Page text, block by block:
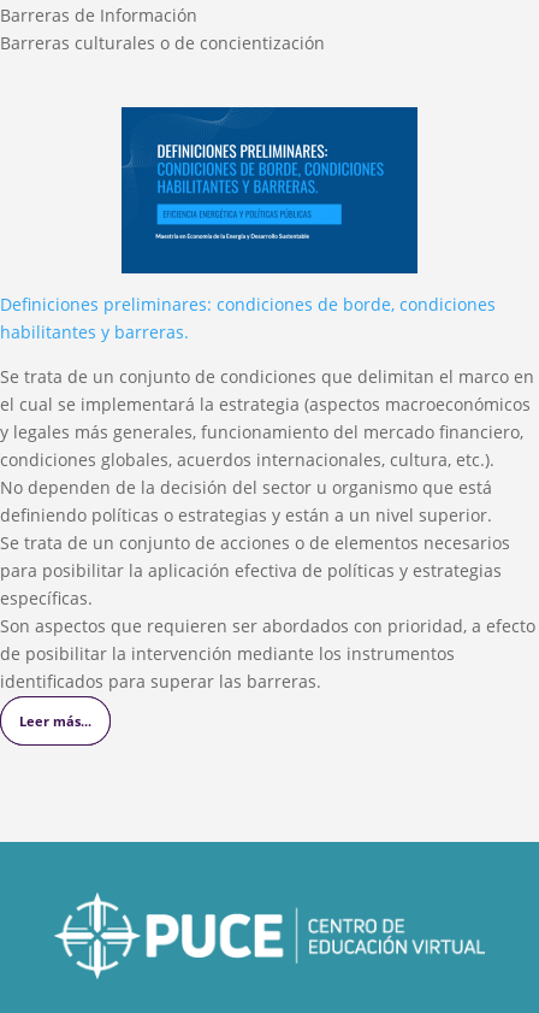
Leer más...
Barreras de Información
Barreras culturales o de concientización
Leer más...
Definiciones preliminares: condiciones de borde, condiciones
habilitantes y barreras.
Se trata de un conjunto de condiciones que delimitan el marco en
el cual se implementará la estrategia (aspectos macroeconómicos
y legales más generales, funcionamiento del mercado financiero,
condiciones globales, acuerdos internacionales, cultura, etc.).
No dependen de la decisión del sector u organismo que está
definiendo políticas o estrategias y están a un nivel superior.
Se trata de un conjunto de acciones o de elementos necesarios
para posibilitar la aplicación efectiva de políticas y estrategias
específicas.
Son aspectos que requieren ser abordados con prioridad, a efecto
de posibilitar la intervención mediante los instrumentos
identificados para superar las barreras.
Leer más...